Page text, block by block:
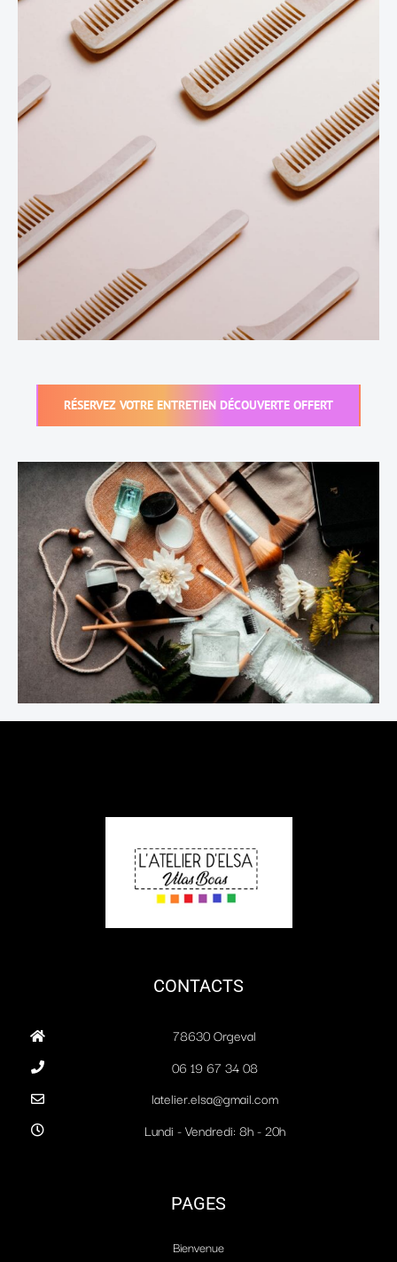
RÉSERVEZ VOTRE ENTRETIEN DÉCOUVERTE OFFERT
CONTACTS
78630 Orgeval
06 19 67 34 08
latelier.elsa@gmail.com
Lundi - Vendredi: 8h - 20h
PAGES
Bienvenue